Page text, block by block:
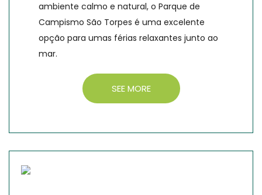
ambiente calmo e natural, o Parque de
Campismo São Torpes é uma excelente
opção para umas férias relaxantes junto ao
mar.
SEE MORE